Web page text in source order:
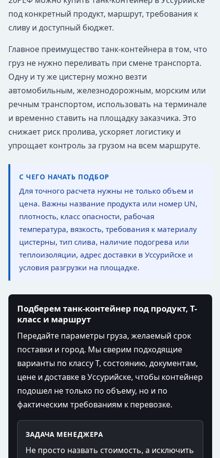
под конкретный продукт, маршрут, требования к
сливу и доступный бюджет.
Главное преимущество танк-контейнера в том, что
груз не нужно переливать при смене транспорта.
Одну и ту же цистерну можно везти
автомобильным, железнодорожным, морским или
речным транспортом, использовать на терминале
и временно ставить на площадку заказчика. Это
снижает риск пролива, ускоряет логистику и
упрощает контроль за грузом на всем маршруте.
С ЧЕГО НАЧАТЬ ПОДБОР
Для точного расчета нужны не только объем и
цена. Важны название продукта или номер UN,
плотность, класс опасности, рабочая
температура, вязкость, требования к материалу
цистерны, тип слива, наличие подогрева или
теплоизоляции, адрес доставки в Уссурийске и
условия разгрузки на площадке.
Подберем танк-контейнер под продукт, T-
класс и маршрут
Передайте параметры груза, желаемый срок
поставки и город. Мы сверим подходящие
варианты по классу T, состоянию, документам,
цене и доставке в Уссурийске, чтобы контейнер
подошел не только по объему, но и по
фактическим требованиям к перевозке.
ЗАДАЧА МЕНЕДЖЕРА
Не просто назвать стоимость, а исключить